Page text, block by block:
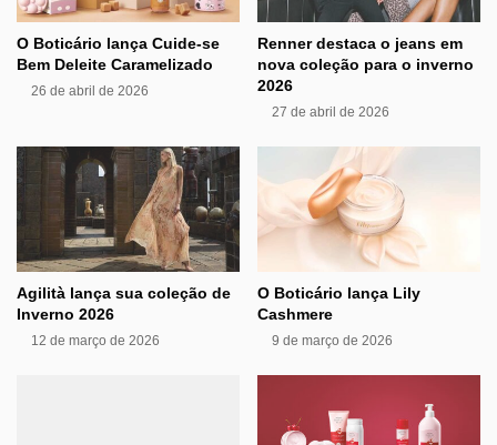
O Boticário lança Cuide-se
Bem Deleite Caramelizado
26 de abril de 2026
Renner destaca o jeans em
nova coleção para o inverno
2026
27 de abril de 2026
Agilità lança sua coleção de
Inverno 2026
12 de março de 2026
O Boticário lança Lily
Cashmere
9 de março de 2026